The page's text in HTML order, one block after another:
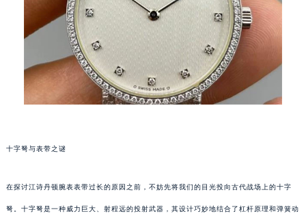
十字弩与表带之谜
在探讨江诗丹顿腕表表带过长的原因之前，不妨先将我们的目光投向古代战场上的十字
弩。十字弩是一种威力巨大、射程远的投射武器，其设计巧妙地结合了杠杆原理和弹簧动